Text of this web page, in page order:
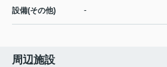
設備(その他) -
周辺施設